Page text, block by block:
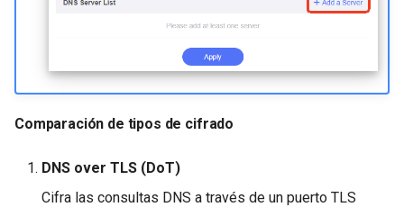
Comparación de tipos de cifrado
DNS over TLS (DoT)
Cifra las consultas DNS a través de un puerto TLS